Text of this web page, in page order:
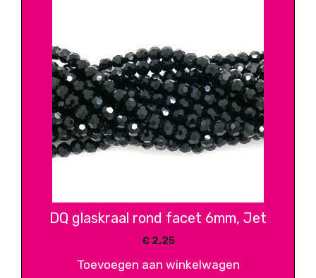
DQ glaskraal rond facet 6mm, Jet
€2,25
Toevoegen aan winkelwagen